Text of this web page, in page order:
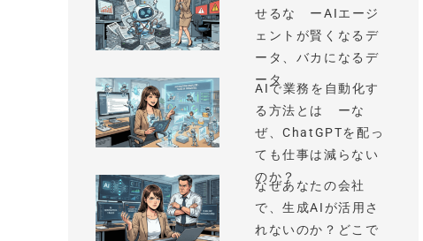
せるな ーAIエージ
ェントが賢くなるデ
ータ、バカになるデ
ータ
AIで業務を自動化す
る方法とは ーな
ぜ、ChatGPTを配っ
ても仕事は減らない
のか？
なぜあなたの会社
で、生成AIが活用さ
れないのか？どこで